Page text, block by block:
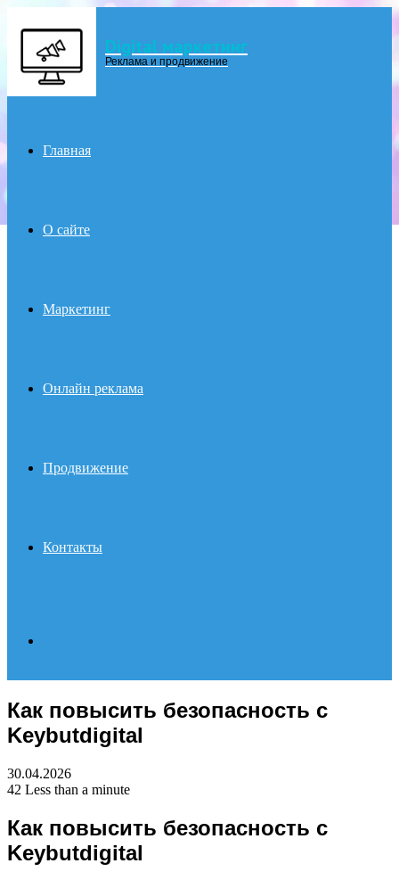
Digital маркетинг
Реклама и продвижение
Главная
О сайте
Маркетинг
Онлайн реклама
Продвижение
Контакты
for
Как повысить безопасность с
Keybutdigital
30.04.2026
42 Less than a minute
Как повысить безопасность с
Keybutdigital